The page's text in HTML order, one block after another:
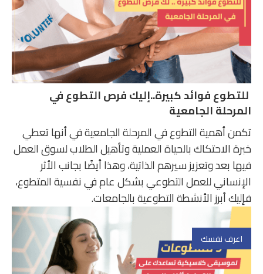
للتطوع فوائد كبيرة..إليك فرص التطوع في
المرحلة الجامعية
تكمن أهمية التطوع في المرحلة الجامعية في أنها تعطي
خبرة الاحتكاك بالحياة العملية وتأهيل الطلاب لسوق العمل
فيها بعد وتعزيز سيرهم الذاتية، وهذا أيضًا بجانب الأثر
الإنساني للعمل التطوعي بشكل عام في نفسية المتطوع،
فإليك أبرز الأنشطة التطوعية بالجامعات.
اعرف نفسك